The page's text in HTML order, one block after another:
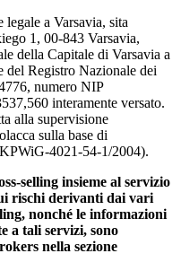
a Varsavia, sita
1, 00-843 Varsavia,
della Capitale di Varsavia a
Registro Nazionale dei
numero NIP
interamente versato.
alla supervisione
sulla base di
4021-54-1/2004).
selling insieme al servizio
rischi derivanti dai vari
nonché le informazioni
a tali servizi, sono
nella sezione